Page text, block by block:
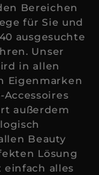
Bereichen
für Sie und
ausgesuchte
Unser
in allen
Eigenmarken
außerdem
Beauty
Lösung
einfach alles